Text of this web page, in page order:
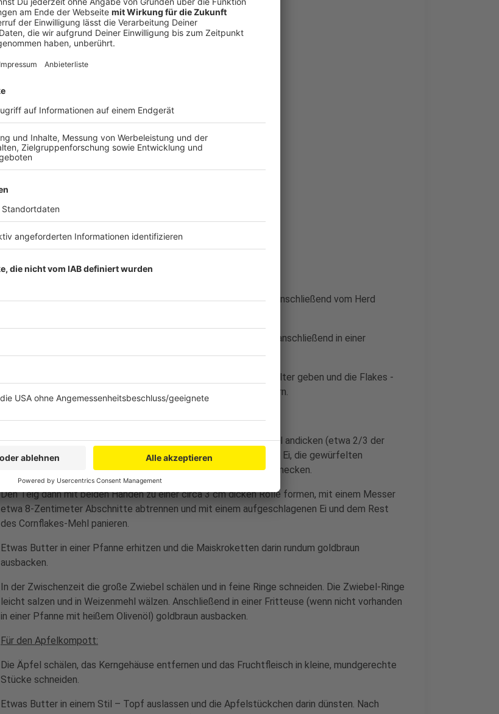
1 Ring Blutwurst (400 Gramm)
500 Gramm Zucker-Mais
1 große Zwiebel
50 Gramm Butter
Ggfls. etwas Calvados oder Apfelwein
Zubereitung der Mais – Kroketten:
Den Zuckermals in einem Topf mit wenig Wasser weich kochen. Anschließend vom Herd
Die gekochten Maiskörner durch ein Küchensieb abschütten und anschließend in einer
Rührschüssel mit einem Pürierstab fein pürieren.
Etwa 250 g von den Cornflakes in einen schmalen und hohen Behälter geben und die Flakes -
ebenfalls mit einem Pürierstab - zu einem feinen Pulver zerkleinern.
Nun den pürierten Mais vorsichtig mit dem trockenen Flakes-Mehl andicken (etwa 2/3 der
Menge - das andere Drittel wird zum panieren benötigt). Ein rohes Ei, die gewürfelten
Schalotten unterheben und den Teig mit Pfeffer und Salz abschmecken.
Den Teig dann mit beiden Händen zu einer circa 3 cm dicken Rolle formen, mit einem Messer
etwa 8-Zentimeter Abschnitte abtrennen und mit einem aufgeschlagenen Ei und dem Rest
des Cornflakes-Mehl panieren.
Etwas Butter in einer Pfanne erhitzen und die Maiskroketten darin rundum goldbraun
ausbacken.
In der Zwischenzeit die große Zwiebel schälen und in feine Ringe schneiden. Die Zwiebel-Ringe
leicht salzen und in Weizenmehl wälzen. Anschließend in einer Fritteuse (wenn nicht vorhanden
in einer Pfanne mit heißem Olivenöl) goldbraun ausbacken.
Für den Apfelkompott:
Die Äpfel schälen, das Kerngehäuse entfernen und das Fruchtfleisch in kleine, mundgerechte
Stücke schneiden.
Etwas Butter in einem Stil – Topf auslassen und die Apfelstückchen darin dünsten. Nach